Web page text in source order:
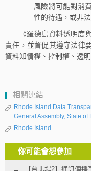
風險將可能對消
性的待遇，或非
《羅德島資料透明度
責任，並督促其遵守法律
資料知情權、控制權、透
相關連結
Rhode Island Data
General Assembly, State of
Rhode Island
你可能會想參加
【台北場2】通訊傳